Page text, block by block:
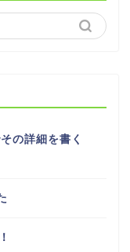
の詳細を書く